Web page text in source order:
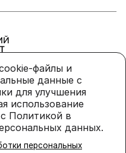
файлы и
данные с
для улучшения
использование
Политикой в
данных.
персональных
персональных
файлов